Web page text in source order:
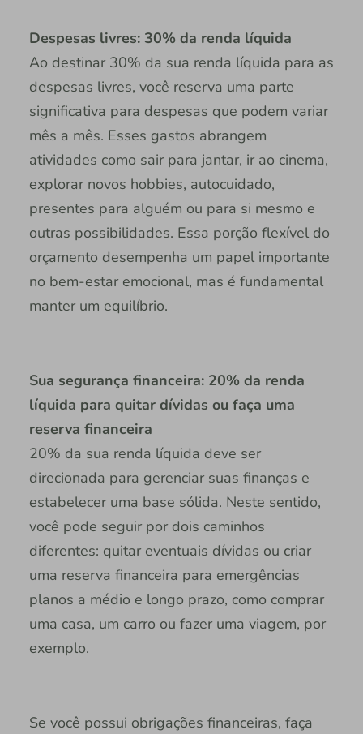
Despesas livres: 30% da renda líquida
Ao destinar 30% da sua renda líquida para as
despesas livres, você reserva uma parte
significativa para despesas que podem variar
mês a mês. Esses gastos abrangem
atividades como sair para jantar, ir ao cinema,
explorar novos hobbies, autocuidado,
presentes para alguém ou para si mesmo e
outras possibilidades. Essa porção flexível do
orçamento desempenha um papel importante
no bem-estar emocional, mas é fundamental
manter um equilíbrio.
Sua segurança financeira: 20% da renda
líquida para quitar dívidas ou faça uma
reserva financeira
20% da sua renda líquida deve ser
direcionada para gerenciar suas finanças e
estabelecer uma base sólida. Neste sentido,
você pode seguir por dois caminhos
diferentes: quitar eventuais dívidas ou criar
uma reserva financeira para emergências
planos a médio e longo prazo, como comprar
uma casa, um carro ou fazer uma viagem, por
exemplo.
Se você possui obrigações financeiras, faça